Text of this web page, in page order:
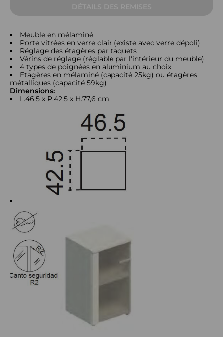
Meuble en mélaminé
Porte vitrées en verre clair (existe avec verre dépoli)
Réglage des étagères par taquets
Vérins de réglage (réglable par l'intérieur du meuble)
4 types de poignées en aluminium au choix
Etagères en mélaminé (capacité 25kg) ou étagères
métalliques (capacité 59kg)
Dimensions:
L.46,5 x P.42,5 x H.77,6 cm